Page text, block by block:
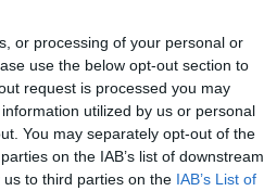
or processing of your personal or
use the below opt-out section to
request is processed you may
utilized by us or personal
You may separately opt-out of the
on the IAB’s list of downstream
to third parties on the IAB’s List of